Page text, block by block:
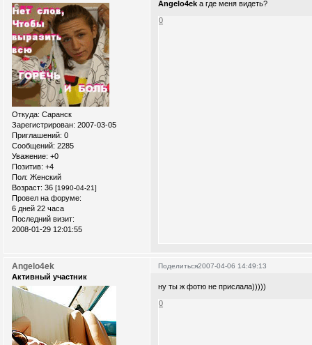
Откуда: Саранск
Зарегистрирован: 2007-03-05
Приглашений: 0
Сообщений: 2285
Уважение: +0
Позитив: +4
Пол: Женский
Возраст: 36 [1990-04-21]
Провел на форуме:
6 дней 22 часа
Последний визит:
2008-01-29 12:01:55
Angelo4ek а где меня видеть?
0
Поделиться2007-04-06 14:49:13
Angelo4ek
Активный участник
ну ты ж фотю не прислала)))))
0